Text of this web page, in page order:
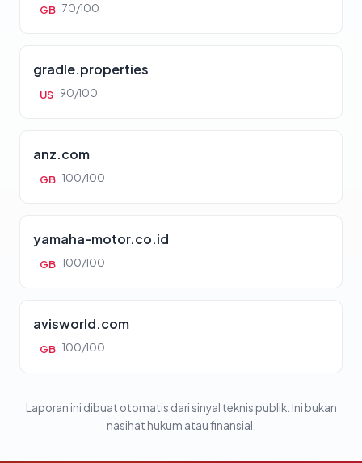
GB 70/100
gradle.properties
US 90/100
anz.com
GB 100/100
yamaha-motor.co.id
GB 100/100
avisworld.com
GB 100/100
Laporan ini dibuat otomatis dari sinyal teknis publik. Ini bukan
nasihat hukum atau finansial.